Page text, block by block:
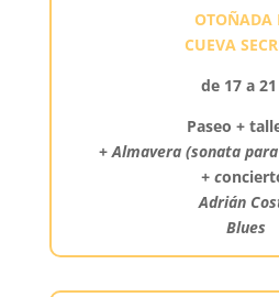
OTOÑADA
CUEVA
de 17 a
Paseo +
+Almavera (sonata
+ c
Adrián
Blues